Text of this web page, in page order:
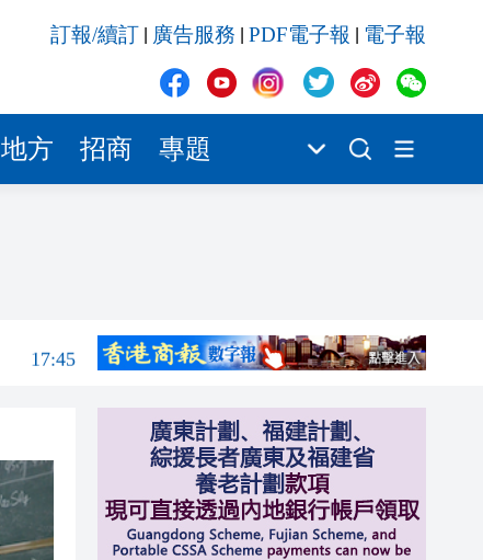
訂報/續訂 廣告服務 PDF電子報 電子報
地方 招商 專題
17:34
17:18
17:45
17:18
17:12